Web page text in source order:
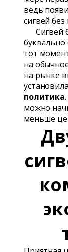
ведь
сигвей
Сигвей
буквально
тот
на
на рынке
политика
можно
меньше